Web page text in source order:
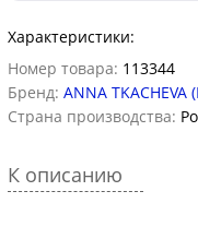
Характеристики:
Номер товара: 113344
Бренд: ANNA TKACHEVA
Страна производства:
К описанию